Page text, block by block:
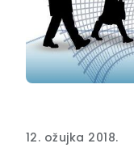
12. ožujka 2018.